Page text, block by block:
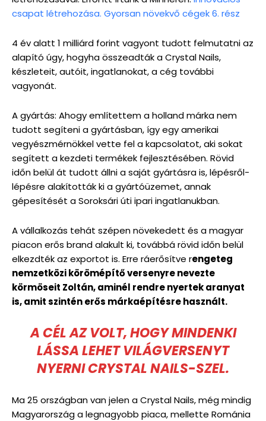
csapat létrehozása. Gyorsan növekvő cégek 6. rész
4 év alatt 1 milliárd forint vagyont tudott felmutatni az
alapító úgy, hogyha összeadták a Crystal Nails,
készleteit, autóit, ingatlanokat, a cég további
vagyonát.
A gyártás: Ahogy említettem a holland márka nem
tudott segíteni a gyártásban, így egy amerikai
vegyészmérnökkel vette fel a kapcsolatot, aki sokat
segített a kezdeti termékek fejlesztésében. Rövid
időn belül át tudott állni a saját gyártásra is, lépésről-
lépésre alakították ki a gyártóüzemet, annak
gépesítését a Soroksári úti ipari ingatlanukban.
A vállalkozás tehát szépen növekedett és a magyar
piacon erős brand alakult ki, továbbá rövid időn belül
elkezdték az exportot is. Erre ráerősítve rengeteg
nemzetközi körömépítő versenyre nevezte
körmöseit Zoltán, aminél rendre nyertek aranyat
is, amit szintén erős márkaépítésre használt.
A CÉL AZ VOLT, HOGY MINDENKI
LÁSSA LEHET VILÁGVERSENYT
NYERNI CRYSTAL NAILS-SZEL.
Ma 25 országban van jelen a Crystal Nails, még mindig
Magyarország a legnagyobb piaca, mellette Románia